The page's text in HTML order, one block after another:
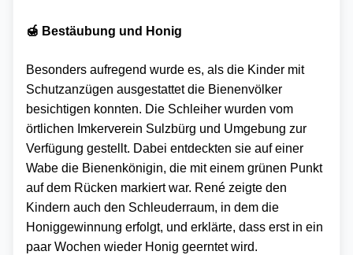
🍯 Bestäubung und Honig
Besonders aufregend wurde es, als die Kinder mit
Schutzanzügen ausgestattet die Bienenvölker
besichtigen konnten. Die Schleiher wurden vom
örtlichen Imkerverein Sulzbürg und Umgebung zur
Verfügung gestellt. Dabei entdeckten sie auf einer
Wabe die Bienenkönigin, die mit einem grünen Punkt
auf dem Rücken markiert war. René zeigte den
Kindern auch den Schleuderraum, in dem die
Honiggewinnung erfolgt, und erklärte, dass erst in ein
paar Wochen wieder Honig geerntet wird.